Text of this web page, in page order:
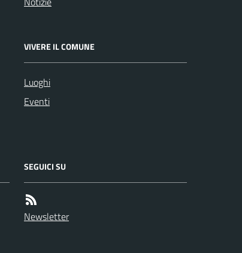
VIVERE IL COMUNE
Luoghi
Eventi
SEGUICI SU
Newsletter